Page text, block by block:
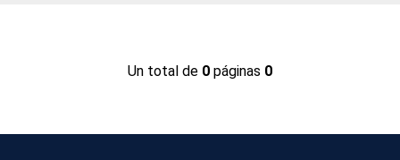
Un total de 0 páginas 0